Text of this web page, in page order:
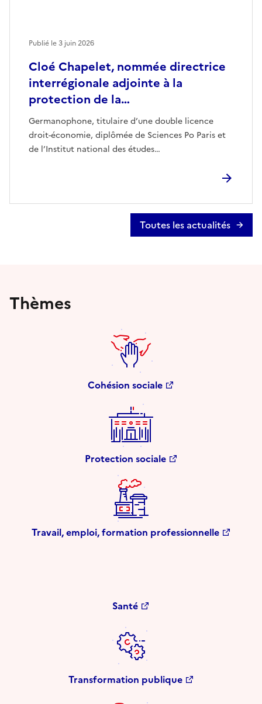
Cloé Chapelet, nommée directrice
interrégionale adjointe à la
protection de la…
Germanophone, titulaire d’une double licence
droit-économie, diplômée de Sciences Po Paris et
de l’Institut national des études…
Publié le3 juin 2026
Toutes les actualités
Thèmes
Cohésion sociale
Protection sociale
Travail, emploi, formation professionnelle
Santé
Transformation publique